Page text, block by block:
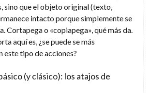
sino que el objeto original (texto,
intacto porque simplemente se
Cortapega o «copiapega», qué más da.
aquí es, ¿se puede se más
este tipo de acciones?
(y clásico): los atajos de